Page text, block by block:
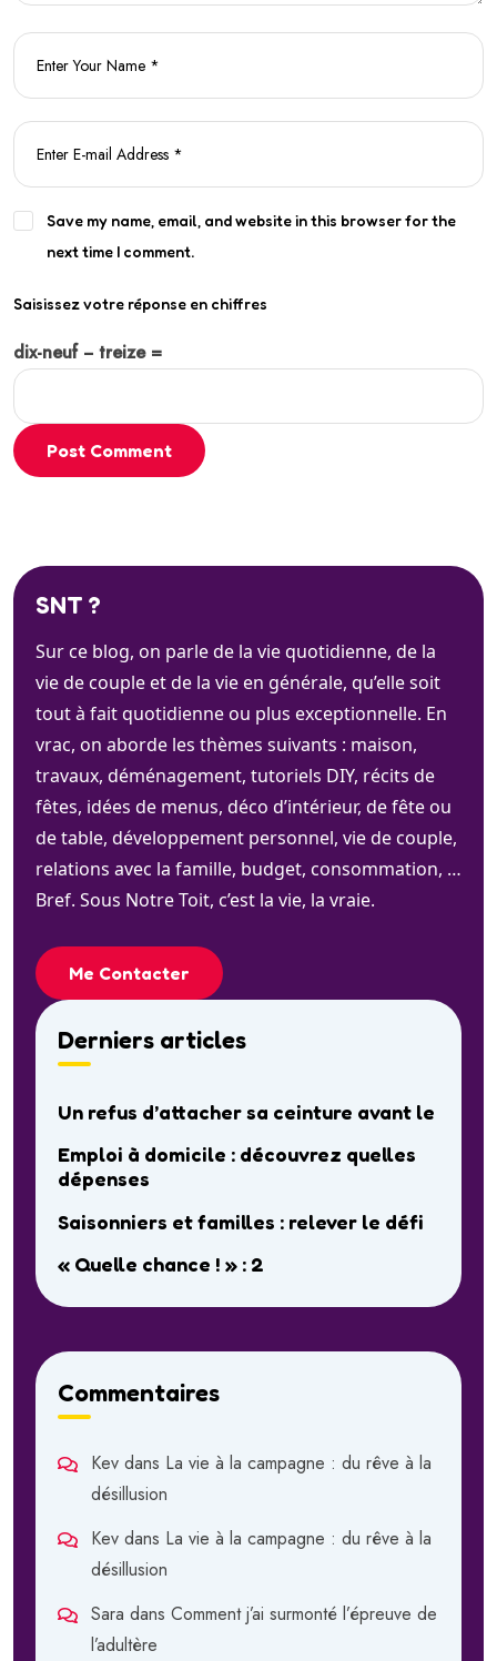
Save my name, email, and website in this browser for the
next time I comment.
Saisissez votre réponse en chiffres
dix-neuf − treize =
Post Comment
SNT ?
Sur ce blog, on parle de la vie quotidienne, de la
vie de couple et de la vie en générale, qu’elle soit
tout à fait quotidienne ou plus exceptionnelle. En
vrac, on aborde les thèmes suivants : maison,
travaux, déménagement, tutoriels DIY, récits de
fêtes, idées de menus, déco d’intérieur, de fête ou
de table, développement personnel, vie de couple,
relations avec la famille, budget, consommation, …
Bref. Sous Notre Toit, c’est la vie, la vraie.
Me Contacter
Derniers articles
Un refus d’attacher sa ceinture avant le
Emploi à domicile : découvrez quelles
dépenses
Saisonniers et familles : relever le défi
« Quelle chance ! » : 2
Commentaires
Kev dans La vie à la campagne : du rêve à la
désillusion
Kev dans La vie à la campagne : du rêve à la
désillusion
Sara dans Comment j’ai surmonté l’épreuve de
l’adultère